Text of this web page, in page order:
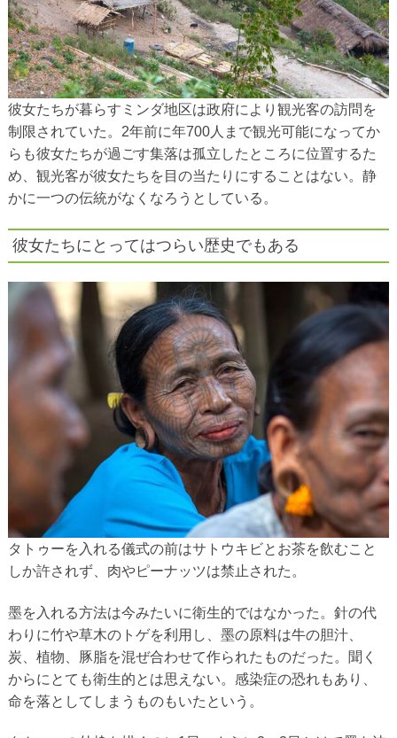
彼女たちが暮らすミンダ地区は政府により観光客の訪問を
制限されていた。2年前に年700人まで観光可能になってか
らも彼女たちが過ごす集落は孤立したところに位置するた
め、観光客が彼女たちを目の当たりにすることはない。静
かに一つの伝統がなくなろうとしている。
彼女たちにとってはつらい歴史でもある
タトゥーを入れる儀式の前はサトウキビとお茶を飲むこと
しか許されず、肉やピーナッツは禁止された。
墨を入れる方法は今みたいに衛生的ではなかった。針の代
わりに竹や草木のトゲを利用し、墨の原料は牛の胆汁、
炭、植物、豚脂を混ぜ合わせて作られたものだった。聞く
からにとても衛生的とは思えない。感染症の恐れもあり、
命を落としてしまうものもいたという。